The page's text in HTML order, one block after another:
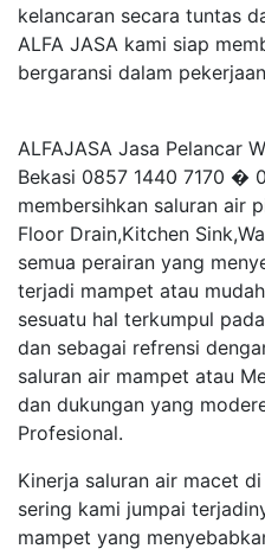
kelancaran secara tuntas
ALFA JASA kami siap
bergaransi dalam
ALFAJASA Jasa Pelancar
Bekasi 0857 1440 7170 �
membersihkan saluran air
Floor Drain,Kitchen
semua perairan yang
terjadi mampet atau
sesuatu hal terkumpul
dan sebagai refrensi
saluran air mampet atau
dan dukungan yang
Profesional.
Kinerja saluran air macet
sering kami jumpai
mampet yang